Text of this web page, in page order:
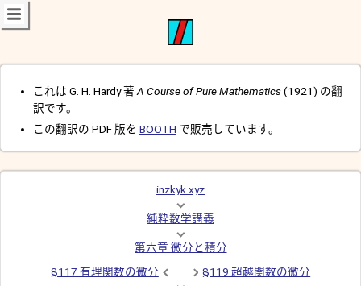
これは G. H. Hardy 著 A Course of Pure Mathematics(1921) の翻
訳です。
この翻訳の PDF 版を BOOTH で販売しています。
inzkyk.xyz
純粋数学講義
第六章 微分と積分
§117 有理関数の微分
§119 超越関数の微分